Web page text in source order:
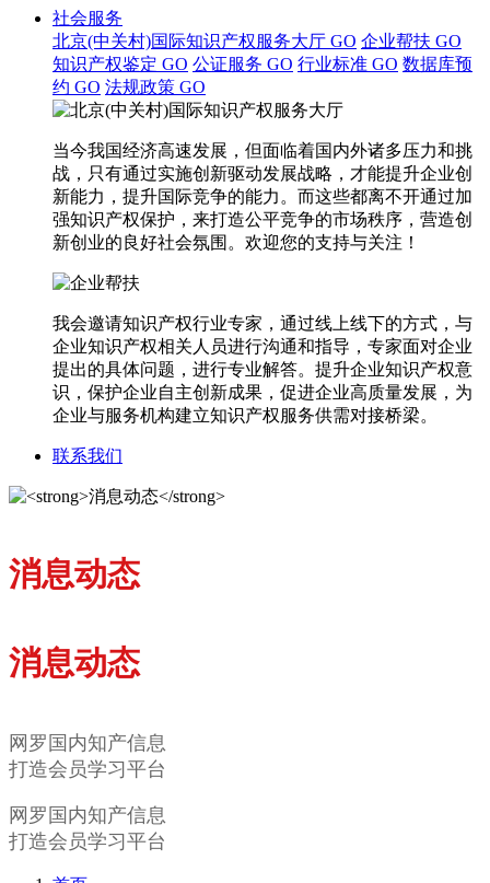
社会服务
北京(中关村)国际知识产权服务大厅 GO 企业帮扶 GO
知识产权鉴定 GO 公证服务 GO 行业标准 GO 数据库预
约 GO 法规政策 GO
当今我国经济高速发展，但面临着国内外诸多压力和挑
战，只有通过实施创新驱动发展战略，才能提升企业创
新能力，提升国际竞争的能力。而这些都离不开通过加
强知识产权保护，来打造公平竞争的市场秩序，营造创
新创业的良好社会氛围。欢迎您的支持与关注！
我会邀请知识产权行业专家，通过线上线下的方式，与
企业知识产权相关人员进行沟通和指导，专家面对企业
提出的具体问题，进行专业解答。提升企业知识产权意
识，保护企业自主创新成果，促进企业高质量发展，为
企业与服务机构建立知识产权服务供需对接桥梁。
联系我们
消息动态
消息动态
网罗国内知产信息
打造会员学习平台
网罗国内知产信息
打造会员学习平台